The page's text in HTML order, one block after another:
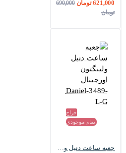
621,000 تومان
690,000
تومان
حراج
اتمام موجودی
جعبه ساعت دنیل ولینگتون اورجینال Daniel-3489-L-G